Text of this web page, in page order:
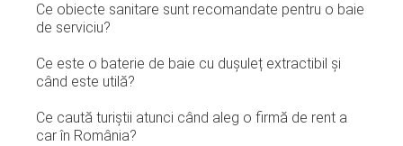
Ce obiecte sanitare sunt recomandate pentru o baie
de serviciu?
Ce este o baterie de baie cu dușuleț extractibil și
când este utilă?
Ce caută turiștii atunci când aleg o firmă de rent a
car în România?